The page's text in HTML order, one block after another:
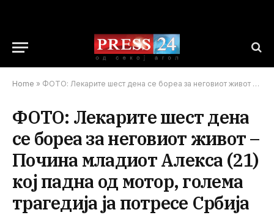
Home » ФОТО: Лекарите шест дена се бореа за неговиот живот – Почина младиот Алекса (21) кој падна од мотор, голема трагедија ја потресе Србија
ФОТО: Лекарите шест дена
се бореа за неговиот живот –
Почина младиот Алекса (21)
кој падна од мотор, голема
трагедија ја потресе Србија